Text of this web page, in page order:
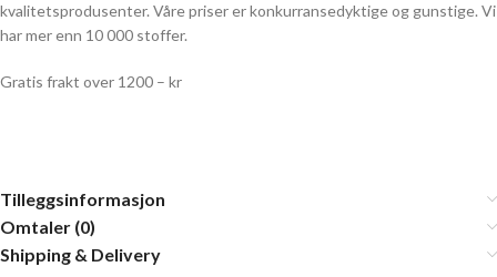
kvalitetsprodusenter. Våre priser er konkurransedyktige og gunstige. Vi
har mer enn 10 000 stoffer.
Gratis frakt over 1200 – kr
Tilleggsinformasjon
Omtaler (0)
Shipping & Delivery